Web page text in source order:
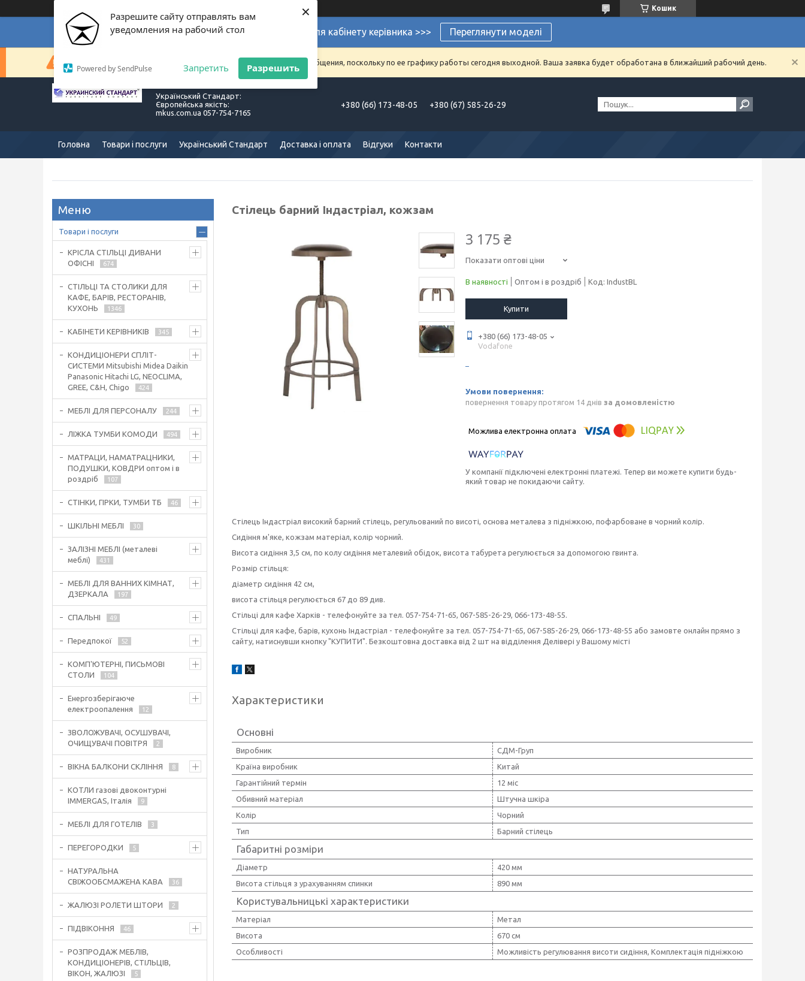
Разрешите сайту отправлять вам
уведомления на рабочий стол
Powered by SendPulse Запретить Разрешить
× Кошик
Супермеблі для кабінету керівника >>> Переглянути моделі
Сейчас компания не может быстро обрабатывать заказы и сообщения, поскольку по ее графику работы сегодня выходной. Ваша заявка будет обработана в ближайший рабочий день.
Український Стандарт:
Європейська якість:
mkus.com.ua 057-754-7165
+380 (66) 173-48-05 +380 (67) 585-26-29
Головна Товари і послуги Український Стандарт Доставка і оплата Відгуки Контакти
Стілець барний Індастріал, кожзам
3 175 ₴
Показати оптові ціни
В наявності Оптом і в роздріб Код: IndustBL
Купити
+380 (66) 173-48-05
Vodafone
повернення товару протягом 14 днів за домовленістю
У компанії підключені електронні платежі. Тепер ви можете купити будь-
який товар не покидаючи сайту.
Стілець Індастріал високий барний стілець, регульований по висоті, основа металева з підніжкою, пофарбоване в чорний колір.
Сидіння м'яке, кожзам матеріал, колір чорний.
Висота сидіння 3,5 см, по колу сидіння металевий обідок, висота табурета регулюється за допомогою гвинта.
Розмір стільця:
діаметр сидіння 42 см,
висота стільця регулюється 67 до 89 див.
Стільці для кафе Харків - телефонуйте за тел. 057-754-71-65, 067-585-26-29, 066-173-48-55.
Стільці для кафе, барів, кухонь Індастріал - телефонуйте за тел. 057-754-71-65, 067-585-26-29, 066-173-48-55 або замовте онлайн прямо з
сайту, натиснувши кнопку "КУПИТИ". Безкоштовна доставка від 2 шт на відділення Делівері у Вашому місті
Характеристики
Основні
Виробник
СДМ-Груп
Країна виробник
Китай
Гарантійний термін
12 міс
Обивний матеріал
Штучна шкіра
Колір
Чорний
Тип
Барний стілець
Габаритні розміри
Діаметр
420 мм
Висота стільця з урахуванням спинки
890 мм
Користувальницькі характеристики
Матеріал
Метал
Висота
670 см
Особливості
Можливість регулювання висоти сидіння, Комплектація підніжкою
Товари і послуги
КРІСЛА СТІЛЬЦІ ДИВАНИ
ОФІСНІ
674
СТІЛЬЦІ ТА СТОЛИКИ ДЛЯ
КАФЕ, БАРІВ, РЕСТОРАНІВ,
КУХОНЬ
1346
КАБІНЕТИ КЕРІВНИКІВ 345
КОНДИЦІОНЕРИ СПЛІТ-
СИСТЕМИ Mitsubishi Midea Daikin
Panasonic Hitachi LG, NEOCLIMA,
GREE, C&H, Chigo
424
МЕБЛІ ДЛЯ ПЕРСОНАЛУ 244
ЛІЖКА ТУМБИ КОМОДИ 494
МАТРАЦИ, НАМАТРАЦНИКИ,
ПОДУШКИ, КОВДРИ оптом і в
роздріб
107
СТІНКИ, ГІРКИ, ТУМБИ ТБ 46
ШКІЛЬНІ МЕБЛІ 30
ЗАЛІЗНІ МЕБЛІ (металеві
меблі)
431
МЕБЛІ ДЛЯ ВАННИХ КІМНАТ,
ДЗЕРКАЛА
197
СПАЛЬНІ 49
Передпокої 52
КОМП'ЮТЕРНІ, ПИСЬМОВІ
СТОЛИ
104
Енергозберігаюче
електроопалення
12
ЗВОЛОЖУВАЧІ, ОСУШУВАЧІ,
ОЧИЩУВАЧІ ПОВІТРЯ
2
ВІКНА БАЛКОНИ СКЛІННЯ 8
КОТЛИ газові двоконтурні
IMMERGAS, Італія
9
МЕБЛІ ДЛЯ ГОТЕЛІВ 3
ПЕРЕГОРОДКИ 5
НАТУРАЛЬНА
СВІЖООБСМАЖЕНА КАВА
36
ЖАЛЮЗІ РОЛЕТИ ШТОРИ 2
ПІДВІКОННЯ 46
РОЗПРОДАЖ МЕБЛІВ,
КОНДИЦІОНЕРІВ, СТІЛЬЦІВ,
ВІКОН, ЖАЛЮЗІ
5